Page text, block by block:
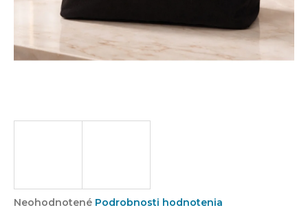
Priemerné
Neohodnotené Podrobnosti hodnotenia
s